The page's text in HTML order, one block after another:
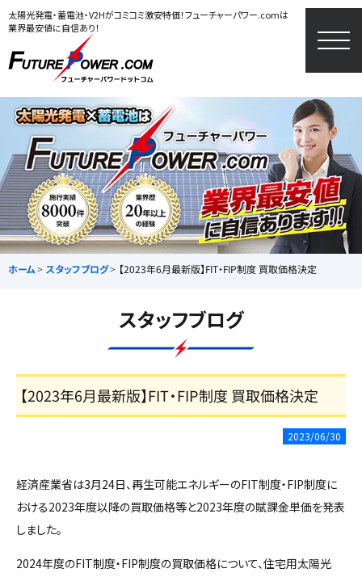
太陽光発電・蓄電池・V2Hがコミコミ激安特価！フューチャーパワー.comは
業界最安値に自信あり！
ホーム スタッフブログ 【2023年6月最新版】FIT・FIP制度 買取価格決定
スタッフブログ
【2023年6月最新版】FIT・FIP制度 買取価格決定
2023/06/30
経済産業省は3月24日、再生可能エネルギーのFIT制度・FIP制度に
おける2023年度以降の買取価格等と2023年度の賦課金単価を発表
しました。
2024年度のFIT制度・FIP制度の買取価格について、住宅用太陽光